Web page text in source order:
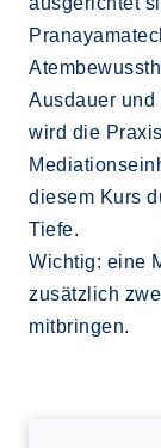
Ausdauer
wird die
diesem Kurs
Tiefe.
Wichtig: eine
zusätzlich
mitbringen.